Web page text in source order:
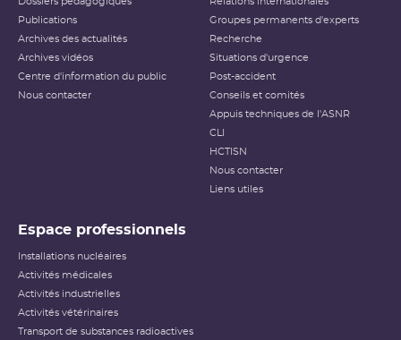
Publications
Archives des actualités
Archives vidéos
Centre d'information du public
Nous contacter
Groupes permanents d'experts
Recherche
Situations d'urgence
Post-accident
Conseils et comités
Appuis techniques de l'ASNR
CLI
HCTISN
Nous contacter
Liens utiles
Espace professionnels
Installations nucléaires
Activités médicales
Activités industrielles
Activités vétérinaires
Transport de substances radioactives